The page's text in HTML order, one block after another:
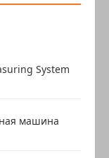
System
машина